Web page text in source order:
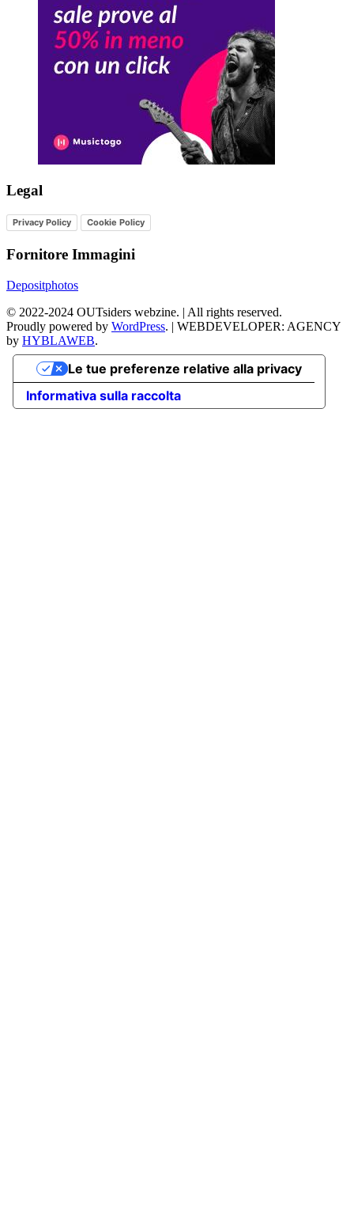
Legal
Privacy Policy Cookie Policy
Fornitore Immagini
Depositphotos
© 2022-2024 OUTsiders webzine. | All rights reserved.
Proudly powered by WordPress. | WEBDEVELOPER: AGENCY
by HYBLAWEB.
Informativa sulla raccolta
Le tue preferenze relative alla privacy